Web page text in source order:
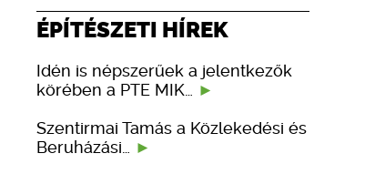
ÉPÍTÉSZETI HÍREK
Idén is népszerűek a jelentkezők
körében a PTE MIK…
Szentirmai Tamás a Közlekedési és
Beruházási…